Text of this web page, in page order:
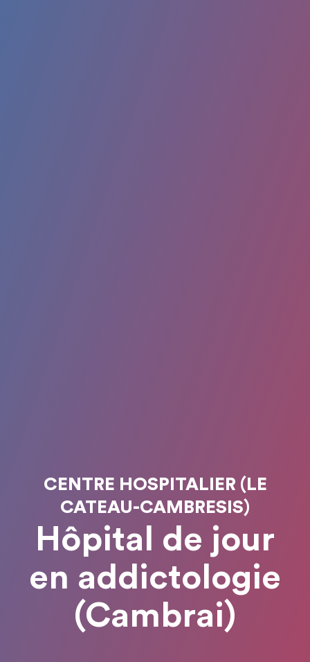
CENTRE HOSPITALIER (LE
CATEAU-CAMBRESIS)
Hôpital de jour
en addictologie
(Cambrai)